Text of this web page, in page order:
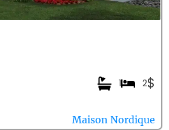
$
2
1
Maison Nordique